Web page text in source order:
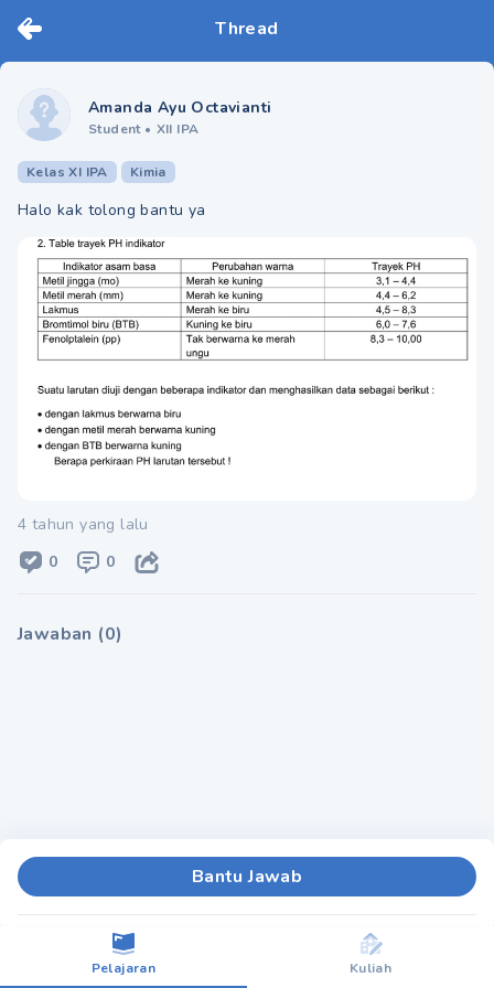
Thread
Amanda Ayu Octavianti
Student • XII IPA
Kelas XI IPA Kimia
Halo kak tolong bantu ya
4 tahun yang lalu
0
0
Jawaban (0)
Bantu Jawab
Pelajaran Kuliah